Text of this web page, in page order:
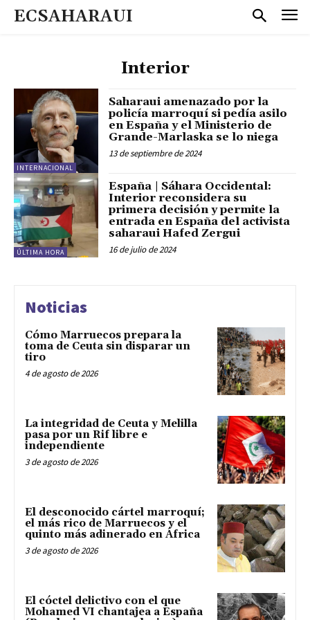
ECSAHARAUI
Interior
INTERNACIONAL
Saharaui amenazado por la
policía marroquí si pedía asilo
en España y el Ministerio de
Grande-Marlaska se lo niega
13 de septiembre de 2024
ÚLTIMA HORA
España | Sáhara Occidental:
Interior reconsidera su
primera decisión y permite la
entrada en España del activista
saharaui Hafed Zergui
16 de julio de 2024
Noticias
Cómo Marruecos prepara la
toma de Ceuta sin disparar un
tiro
4 de agosto de 2026
La integridad de Ceuta y Melilla
pasa por un Rif libre e
independiente
3 de agosto de 2026
El desconocido cártel marroquí;
el más rico de Marruecos y el
quinto más adinerado en África
3 de agosto de 2026
El cóctel delictivo con el que
Mohamed VI chantajea a España